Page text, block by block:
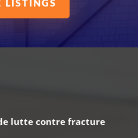
LISTINGS
lutte contre fracture